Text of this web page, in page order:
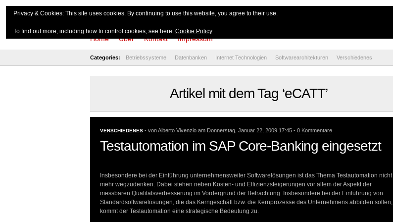
theserverside.de
Home Über Kontakt Impressum
Categories: Betriebssysteme Datenbanken Internet Technologien Softwarearchitekturen Verschiedenes
Artikel mit dem Tag ‘eCATT’
VERSCHIEDENES - vonAlberto Vivenzio am Donnerstag, Januar 22, 2009 17:45 - 0 Kommentare
Testautomation im SAP Core-Banking eingesetzt
Insbesondere bei der Einführung unternehmensweiter Softwarelösungen ist das Thema Testautomation nicht
mehr wegzudenken. Dabei stehen neben Kosten- und Effizienzsteigerungen vor allem der Aspekt der
messbaren Qualitätsverbesserung im Vordergrund der Betrachtung. Insbesondere bei der Einführung von
Standardsoftwarelösungen, die das Kerngeschäft bzw. die Kernprozesse des Unternehmens abbilden sollen,
kommt der Testautomation eine strategische Bedeutung zu.
Privacy & Cookies: This site uses cookies. By continuing to use this website, you agree to their use.
To find out more, including how to control cookies, see here: Cookie Policy